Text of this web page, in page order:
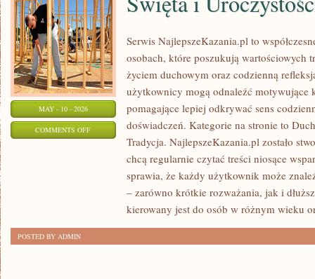
MAY - 10 - 2026
COMMENTS OFFON
UROCZYSTOŚCI
Serwis NajlepszeKazania.pl to
osobach, które poszukują wartościowych
życiem duchowym oraz codzienną
użytkownicy mogą odnaleźć motywujące
pomagające lepiej odkrywać sens
doświadczeń. Kategorie na stronie to
Tradycja. NajlepszeKazania.pl zostało
chcą regularnie czytać treści niosące
sprawia, że każdy użytkownik może
– zarówno krótkie rozważania, jak i
kierowany jest do osób w różnym wieku
POSTED BY ADMIN